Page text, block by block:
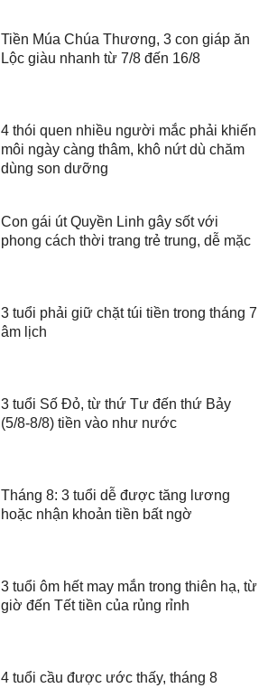
Tiền Múa Chúa Thương, 3 con giáp ăn
Lộc giàu nhanh từ 7/8 đến 16/8
4 thói quen nhiều người mắc phải khiến
môi ngày càng thâm, khô nứt dù chăm
dùng son dưỡng
Con gái út Quyền Linh gây sốt với
phong cách thời trang trẻ trung, dễ mặc
3 tuổi phải giữ chặt túi tiền trong tháng 7
âm lịch
3 tuổi Số Đỏ, từ thứ Tư đến thứ Bảy
(5/8-8/8) tiền vào như nước
Tháng 8: 3 tuổi dễ được tăng lương
hoặc nhận khoản tiền bất ngờ
3 tuổi ôm hết may mắn trong thiên hạ, từ
giờ đến Tết tiền của rủng rỉnh
4 tuổi cầu được ước thấy, tháng 8